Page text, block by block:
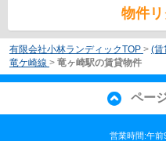
物件
有限会社小林ランディックTOP > (賃
竜ケ崎線 > 竜ヶ崎駅の賃貸物件
ペー
営業時間:午前